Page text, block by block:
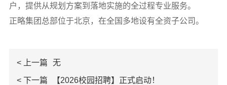
户，提供从规划方案到落地实施的全过程专业服务。
正略集团总部位于北京，在全国多地设有全资子公司。
< 上一篇 无
< 下一篇 【2026校园招聘】正式启动！